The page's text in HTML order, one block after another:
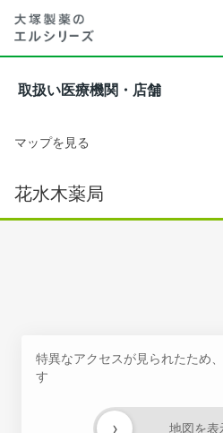
取扱い医療機関・店舗
マップを見る
花水木薬局
特異なアクセスが見られたため
す
地図を表
›